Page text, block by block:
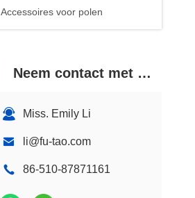
Accessoires voor polen
Neem contact met ons op
Miss. Emily Li
li@fu-tao.com
86-510-87871161